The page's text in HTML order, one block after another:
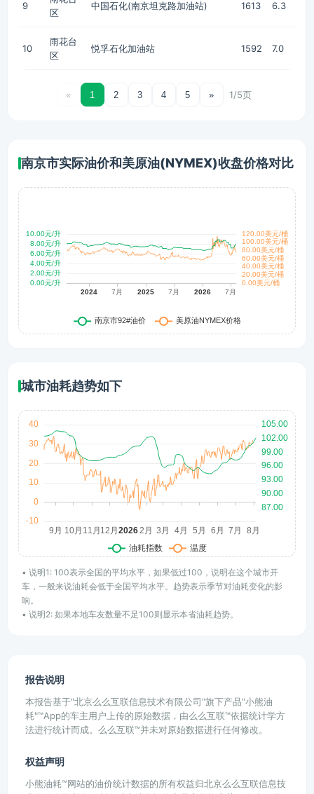
9
区
中国石化(南京坦克路加油站) 1613 6.3
10
雨花台
区
悦孚石化加油站 1592 7.0
« 1 2 3 4 5 » 1/5页
南京市实际油价和美原油(NYMEX)收盘价格对比
城市油耗趋势如下
• 说明1: 100表示全国的平均水平，如果低过100，说明在这个城市开
车，一般来说油耗会低于全国平均水平。趋势表示季节对油耗变化的影
响。
• 说明2: 如果本地车友数量不足100则显示本省油耗趋势。
报告说明
本报告基于"北京么么互联信息技术有限公司"旗下产品"小熊油
耗"™App的车主用户上传的原始数据，由么么互联™依据统计学方
法进行统计而成。么么互联™并未对原始数据进行任何修改。
权益声明
小熊油耗™网站的油价统计数据的所有权益归北京么么互联信息技